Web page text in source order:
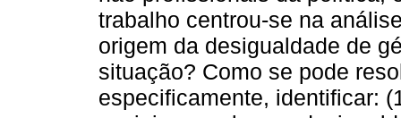
trabalho centrou-se na
origem da desigualdade de
situação? Como se pode
especificamente, identificar: